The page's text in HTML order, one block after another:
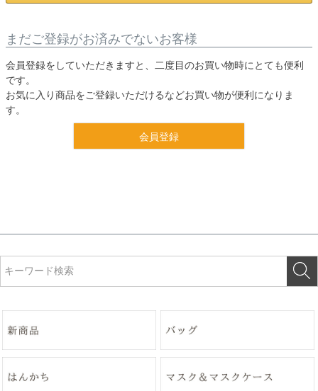
まだご登録がお済みでないお客様
会員登録をしていただきますと、二度目のお買い物時にとても便利
です。
お気に入り商品をご登録いただけるなどお買い物が便利になりま
す。
会員登録